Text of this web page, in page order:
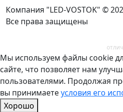
Компания "LED-VOSTOK" ©
Все права защищены
Мы используем файлы cookie
сайте, что позволяет нам
пользователями. Продолжая
вы принимаетеусловия его
Хорошо